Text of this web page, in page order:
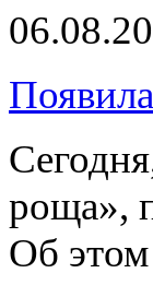
роща»,
Об